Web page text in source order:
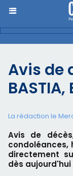
Avis de
BASTIA,
La rédaction le
Avis de
condoléances,
directement
dès aujourd'hui